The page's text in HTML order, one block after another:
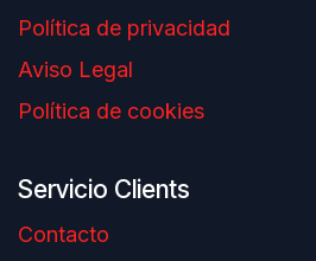
Política de privacidad
Aviso Legal
Política de cookies
Servicio Clients
Contacto